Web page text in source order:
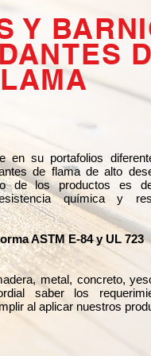
Y
en su portafolios
de flama de alto
de los productos es
química y
ASTM E-84 y UL 723
metal, concreto,
saber los
al aplicar nuestros